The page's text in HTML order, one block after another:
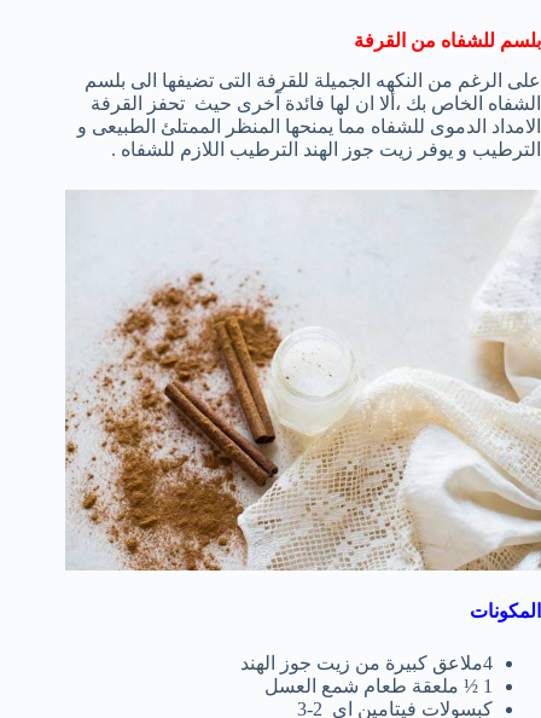
بلسم للشفاه من القرفة
على الرغم من النكهه الجميلة للقرفة التى تضيفها الى بلسم
الشفاه الخاص بك ،ألا ان لها فائدة آخرى حيث تحفز القرفة
الامداد الدموى للشفاه مما يمنحها المنظر الممتلئ الطبيعى و
الترطيب و يوفر زيت جوز الهند الترطيب اللازم للشفاه .
المكونات
4ملاعق كبيرة من زيت جوز الهند
1 ½ ملعقة طعام شمع العسل
كبسولات فيتامين اى 2-3